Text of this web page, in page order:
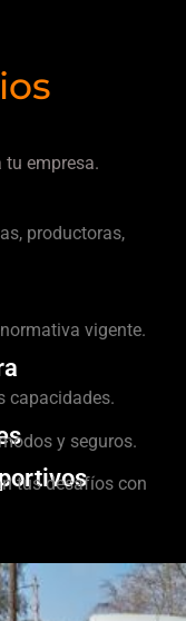
tu empresa.
productoras,
vigente.
capacidades.
y seguros.
tus desafíos con